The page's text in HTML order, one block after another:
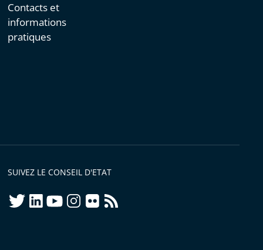
Contacts et
informations
pratiques
SUIVEZ LE CONSEIL D'ETAT
twitterlinkedInyoutubeinstagram
flickrrss